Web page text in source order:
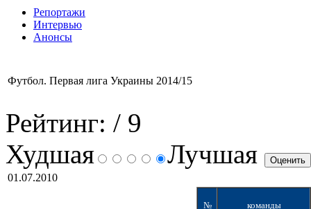
Репортажи
Интервью
Анонсы
Футбол. Первая лига Украины 2014/15
Рейтинг: / 9
Худшая
Лучшая
01.07.2010
№ команды